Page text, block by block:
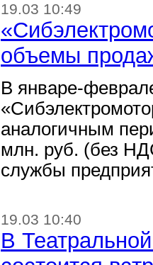
19.03 10:49
объемы
В январе-
аналогичным
млн. руб. (без
службы
19.03 10:40
В